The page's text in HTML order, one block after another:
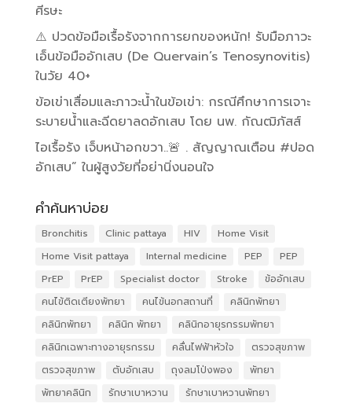
ศีรษะ
⚠️ ปวดข้อมือเรื้อรังจากการยกของหนัก! รับมือภาวะ
เอ็นข้อมืออักเสบ (De Quervain’s Tenosynovitis)
ในวัย 40+
ข้อเข่าเสื่อมและภาวะน้ำในข้อเข่า: กรณีศึกษาการเจาะ
ระบายน้ำและฉีดยาลดอักเสบ โดย นพ. กัณฒิภัสส์
ไอเรื้อรัง เจ็บหน้าอกขวา..🚨 . สัญญาณเตือน #ปอด
อักเสบ” ในผู้สูงวัยที่อย่านิ่งนอนใจ
คำค้นหาบ่อย
Bronchitis Clinic pattaya HIV
Home Visit
Home Visit pattaya
Internal medicine PEP
PEP
PrEP
PrEP Specialist doctor Stroke
ข้ออักเสบ
คนไข้ติดเตียงพัทยา
คนไข้นอกสถานที่
คลินิกพัทยา
คลินิกพัทยา
คลินิก พัทยา
คลินิกอายุรกรรมพัทยา
คลินิกเฉพาะทางอายุรกรรม
คลื่นไฟฟ้าหัวใจ
ตรวจสุขภาพ
ตรวจสุขภาพ
ตับอักเสบ ถุงลมโป่งพอง
พัทยา
พัทยาคลินิก
รักษาเบาหวาน
รักษาเบาหวานพัทยา